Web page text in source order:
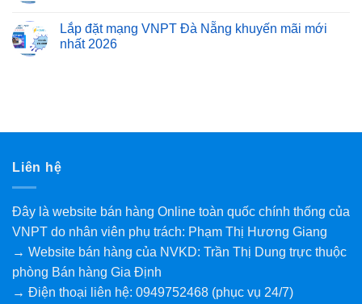
Lắp đặt mạng VNPT Đà Nẵng khuyến mãi mới
nhất 2026
Liên hệ
Đây là website bán hàng Online toàn quốc chính thống của
VNPT do nhân viên phụ trách: Phạm Thị Hương Giang
→ Website bán hàng của NVKD: Trần Thị Dung trực thuộc
phòng Bán hàng Gia Định
→ Điện thoại liên hệ: 0949752468 (phục vụ 24/7)